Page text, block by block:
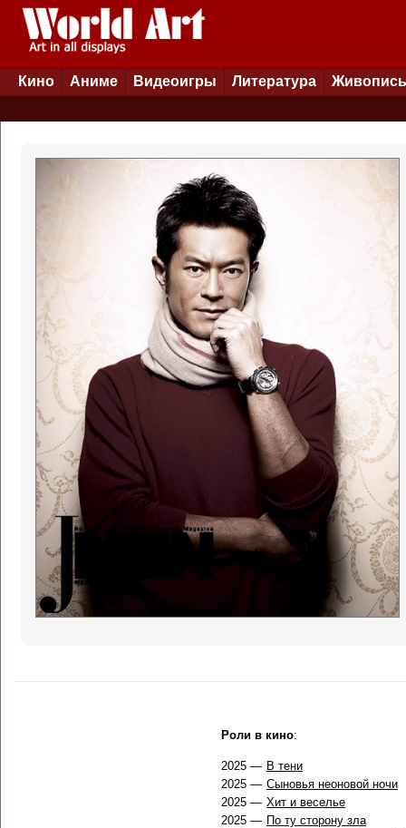
Кино Аниме Видеоигры Литература Живопись
Роли в кино:
2025 — В тени
2025 — Сыновья неоновой ночи
2025 — Хит и веселье
2025 — По ту сторону зла